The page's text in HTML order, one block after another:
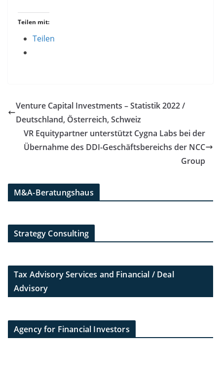
Teilen mit:
Teilen
Venture Capital Investments – Statistik 2022 /
Deutschland, Österreich, Schweiz
VR Equitypartner unterstützt Cygna Labs bei der
Übernahme des DDI-Geschäftsbereichs der NCC
Group
M&A-Beratungshaus
Strategy Consulting
Tax Advisory Services and Financial / Deal
Advisory
Agency for Financial Investors